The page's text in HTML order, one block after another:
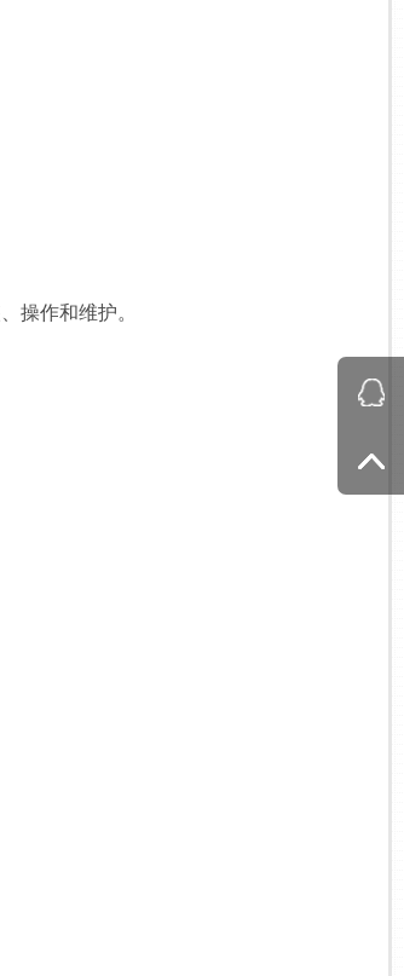
操作和维护。